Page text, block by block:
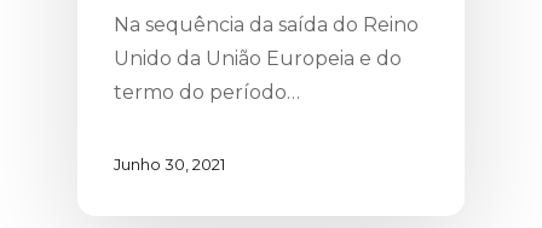
Na sequência da saída do Reino
Unido da União Europeia e do
termo do período…
Junho 30, 2021